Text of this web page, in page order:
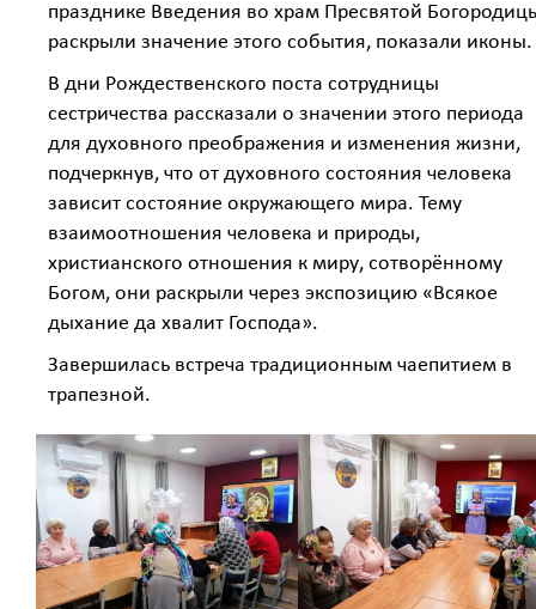
празднике Введения во храм Пресвятой
раскрыли значение этого события, показали иконы.
В дни Рождественского поста сотрудницы
сестричества рассказали о значении этого периода
для духовного преображения и изменения жизни,
подчеркнув, что от духовного состояния человека
зависит состояние окружающего мира. Тему
взаимоотношения человека и природы,
христианского отношения к миру, сотворённому
Богом, они раскрыли через экспозицию «Всякое
дыхание да хвалит Господа».
Завершилась встреча традиционным чаепитием в
трапезной.